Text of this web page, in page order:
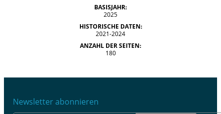
BASISJAHR:
2025
HISTORISCHE DATEN:
2021-2024
ANZAHL DER SEITEN:
180
Newsletter abonnieren